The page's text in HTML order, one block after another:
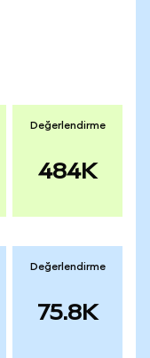
Değerlendirme
484K
Değerlendirme
75.8K